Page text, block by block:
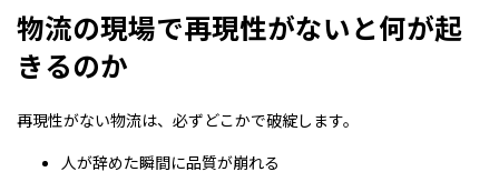
物流の現場で再現性がないと何が起
きるのか
再現性がない物流は、必ずどこかで破綻します。
人が辞めた瞬間に品質が崩れる